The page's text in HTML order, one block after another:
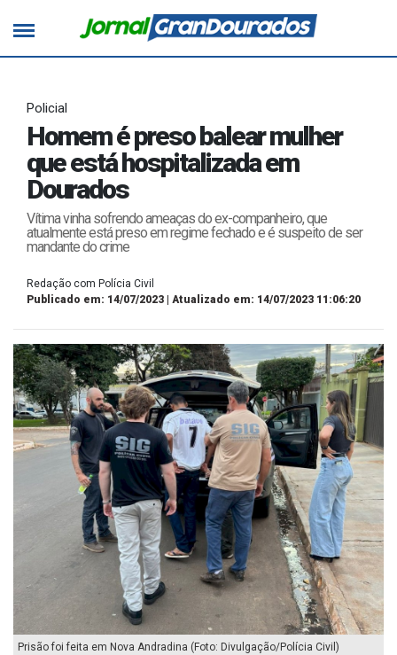
Policial
Homem é preso balear mulher
que está hospitalizada em
Dourados
Vítima vinha sofrendo ameaças do ex-companheiro, que
atualmente está preso em regime fechado e é suspeito de ser
mandante do crime
Redação com Polícia Civil
Publicado em: 14/07/2023 | Atualizado em: 14/07/2023 11:06:20
Prisão foi feita em Nova Andradina (Foto: Divulgação/Polícia Civil)